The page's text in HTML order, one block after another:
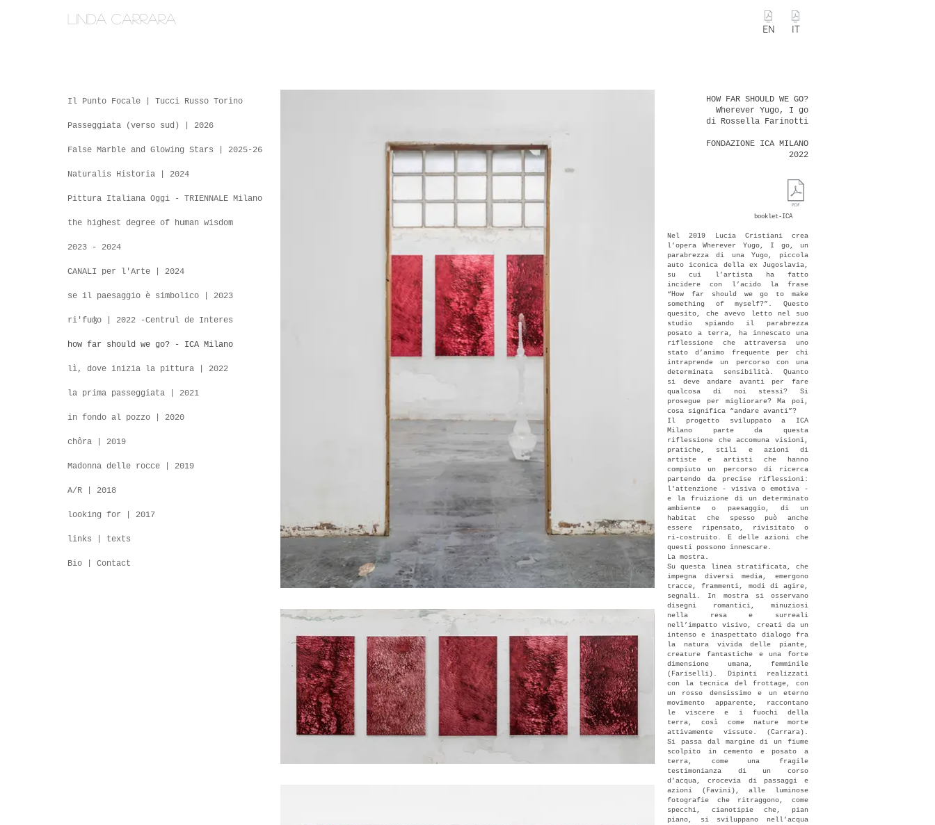
linda carrara
EN IT
HOW FAR SHOULD WE GO?
Wherever Yugo, I go
di Rossella Farinotti
FONDAZIONE ICA MILANO
2022
booklet-ICA
Nel 2019 Lucia Cristiani crea
l’opera Wherever Yugo, I go, un
parabrezza di una Yugo, piccola
auto iconica della ex Jugoslavia,
su cui l’artista ha fatto
incidere con l’acido la frase
“How far should we go to make
something of myself?”. Questo
quesito, che avevo letto nel suo
studio spiando il parabrezza
posato a terra, ha innescato una
riflessione che attraversa uno
stato d’animo frequente per chi
intraprende un percorso con una
determinata sensibilità. Quanto
si deve andare avanti per fare
qualcosa di noi stessi? Si
prosegue per migliorare? Ma poi,
cosa significa “andare avanti”?
Il progetto sviluppato a ICA
Milano parte da questa
riflessione che accomuna visioni,
pratiche, stili e azioni di
artiste e artisti che hanno
compiuto un percorso di ricerca
partendo da precise riflessioni:
l'attenzione - visiva o emotiva -
e la fruizione di un determinato
ambiente o paesaggio, di un
habitat che spesso può anche
essere ripensato, rivisitato o
ri-costruito. E delle azioni che
questi possono innescare.
La mostra.
Su questa linea stratificata, che
impegna diversi media, emergono
tracce, frammenti, modi di agire,
segnali. In mostra si osservano
disegni romantici, minuziosi
nella resa e surreali
nell’impatto visivo, creati da un
intenso e inaspettato dialogo fra
la natura vivida delle piante,
creature fantastiche e una forte
dimensione umana, femminile
(Fariselli). Dipinti realizzati
con la tecnica del frottage, con
un rosso densissimo e un eterno
movimento apparente, raccontano
le viscere e i fuochi della
terra, così come nature morte
attivamente vissute. (Carrara).
Si passa dal margine di un fiume
scolpito in cemento e posato a
terra, come una fragile
testimonianza di un corso
d’acqua, crocevia di passaggi e
azioni (Favini), alle luminose
fotografie che ritraggono, come
specchi, cianotipie che, pian
piano, si sviluppano nell’acqua
Il Punto Focale | Tucci Russo Torino
Passeggiata (verso sud) | 2026
False Marble and Glowing Stars | 2025-26
Naturalis Historia | 2024
Pittura Italiana Oggi - TRIENNALE Milano
the highest degree of human wisdom
2023 - 2024
CANALI per l'Arte | 2024
se il paesaggio è simbolico | 2023
ri'fuʤo | 2022 -Centrul de Interes
how far should we go? - ICA Milano
lì, dove inizia la pittura | 2022
la prima passeggiata | 2021
in fondo al pozzo | 2020
chôra | 2019
Madonna delle rocce | 2019
A/R | 2018
looking for | 2017
links | texts
Bio | Contact